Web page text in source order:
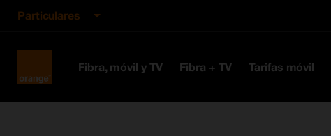
Particulares
EspañaFibra, móvil y TV Fibra + TV Tarifas móvil